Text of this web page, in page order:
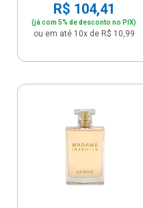
R$ 104,41
(já com 5% de desconto no PIX)
ou em até 10x de R$ 10,99